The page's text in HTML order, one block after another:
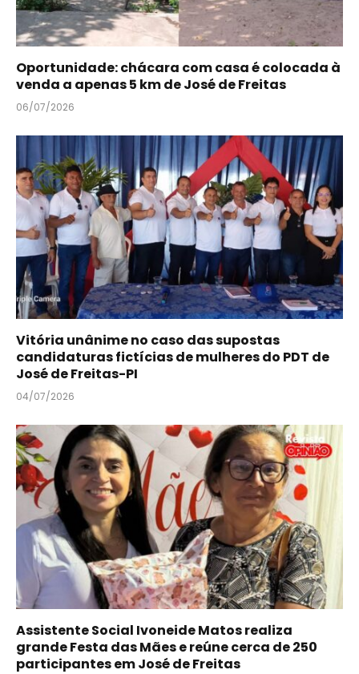
Oportunidade: chácara com casa é colocada à
venda a apenas 5 km de José de Freitas
06/07/2026
Vitória unânime no caso das supostas
candidaturas fictícias de mulheres do PDT de
José de Freitas-PI
04/07/2026
Assistente Social Ivoneide Matos realiza
grande Festa das Mães e reúne cerca de 250
participantes em José de Freitas